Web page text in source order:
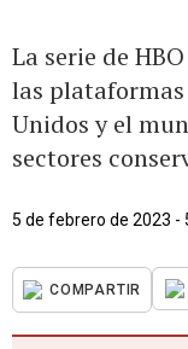
La serie de
las
Unidos y el
sectores
5 de febrero de 2023 -
COMPARTIR